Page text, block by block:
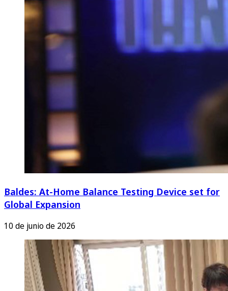
Baldes: At-Home Balance Testing Device set for
Global Expansion
10 de junio de 2026